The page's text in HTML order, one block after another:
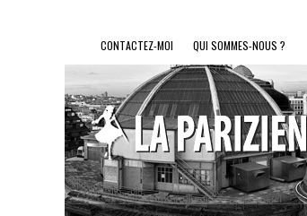
CONTACTEZ-MOI QUI SOMMES-NOUS ?